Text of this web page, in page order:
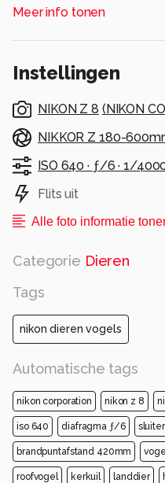
Alle rechten voorbehouden
Meer info tonen
Instellingen
NIKON Z 8 (NIKON
NIKKOR Z 180-
ISO 640 · ƒ/6 ·1/
Flits uit
Alle foto informatie
Categorie Dieren
Tags
nikon dieren vogels
Automatische tags
nikon corporation nikon z 8
iso 640 diafragma ƒ/6
brandpuntafstand 420mm
roofvogel kerkuil landdier